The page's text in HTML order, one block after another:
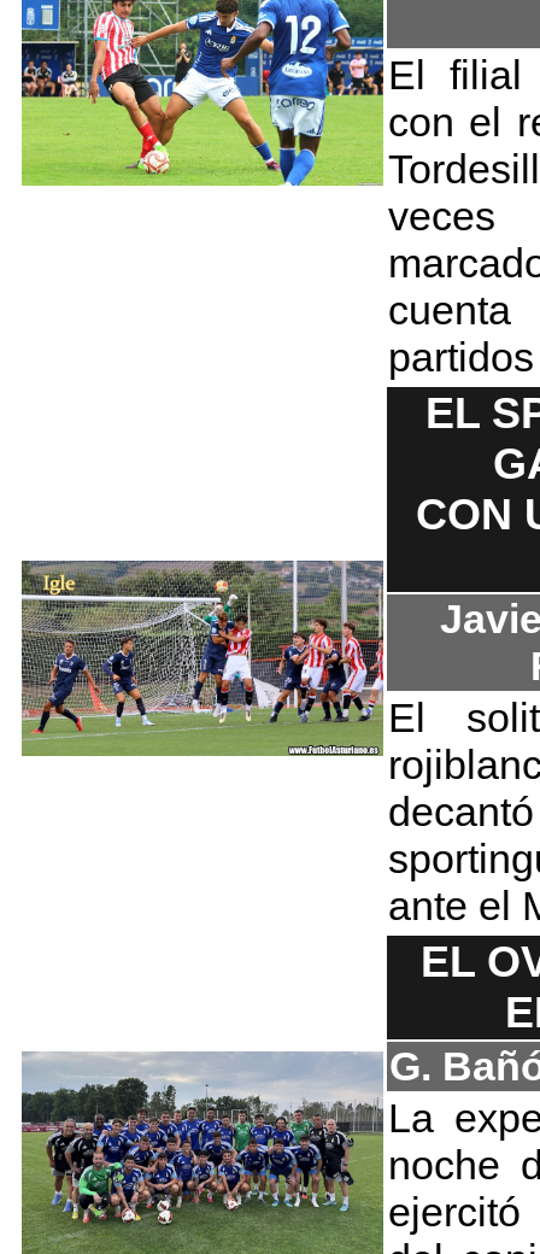
El filial
con el
EL
CON
El
ante el
EL
G.
La
noche
ejercitó